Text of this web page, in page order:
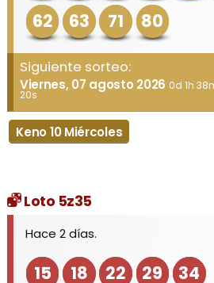
62
63 71 80
Siguiente sorteo:
Viernes, 07 agosto 2026 0d 1h
20s
Keno 10 Miércoles
Loto 5z35
Hace 2 días.
15 18 22 29 34